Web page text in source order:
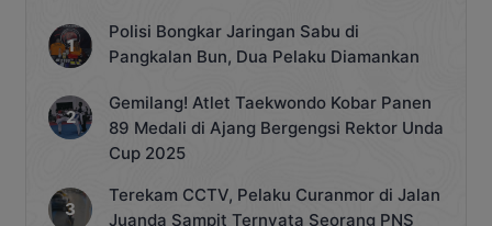
Polisi Bongkar Jaringan Sabu di
Pangkalan Bun, Dua Pelaku Diamankan
Gemilang! Atlet Taekwondo Kobar Panen
89 Medali di Ajang Bergengsi Rektor Unda
Cup 2025
Terekam CCTV, Pelaku Curanmor di Jalan
Juanda Sampit Ternyata Seorang PNS